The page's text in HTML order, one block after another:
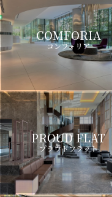
COMFORIA
コンフォリア
PROUD FLAT
プラウドフラット